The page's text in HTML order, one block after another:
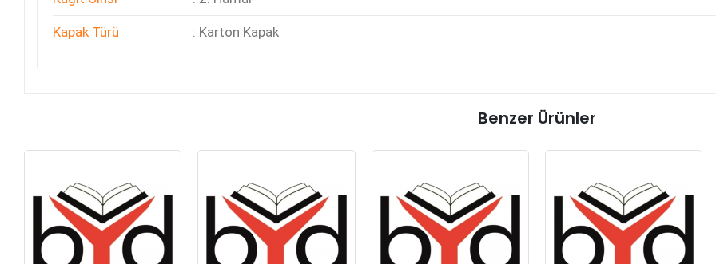
ATLAS ÇEŞİTLERİ +
KUR'AN-I KERİM - YASİN-İ ŞERİF +
Kapak Türü : Karton Kapak
Benzer Ürünler